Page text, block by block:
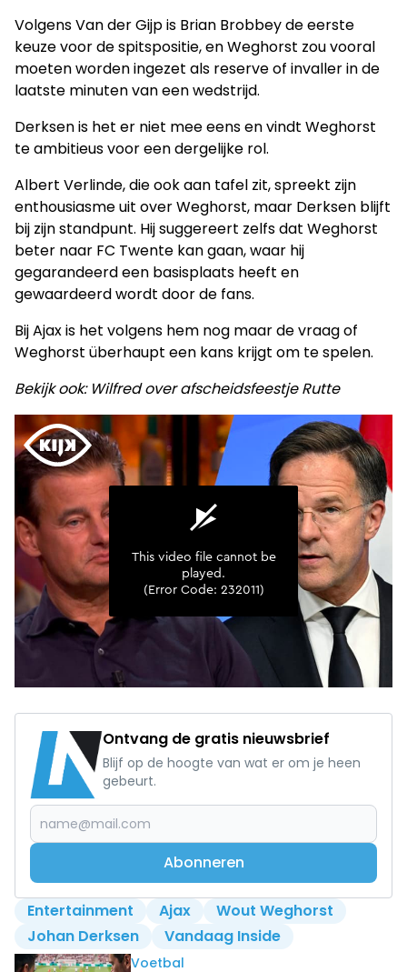
Volgens Van der Gijp is Brian Brobbey de eerste
keuze voor de spitspositie, en Weghorst zou vooral
moeten worden ingezet als reserve of invaller in de
laatste minuten van een wedstrijd.
Derksen is het er niet mee eens en vindt Weghorst
te ambitieus voor een dergelijke rol.
Albert Verlinde, die ook aan tafel zit, spreekt zijn
enthousiasme uit over Weghorst, maar Derksen blijft
bij zijn standpunt. Hij suggereert zelfs dat Weghorst
beter naar FC Twente kan gaan, waar hij
gegarandeerd een basisplaats heeft en
gewaardeerd wordt door de fans.
Bij Ajax is het volgens hem nog maar de vraag of
Weghorst überhaupt een kans krijgt om te spelen.
Bekijk ook: Wilfred over afscheidsfeestje Rutte
Ontvang de gratis nieuwsbrief
Blijf op de hoogte van wat er om je heen
gebeurt.
Abonneren
Entertainment Ajax
Wout Weghorst
Johan Derksen
Vandaag Inside
Lees ook Voetbal